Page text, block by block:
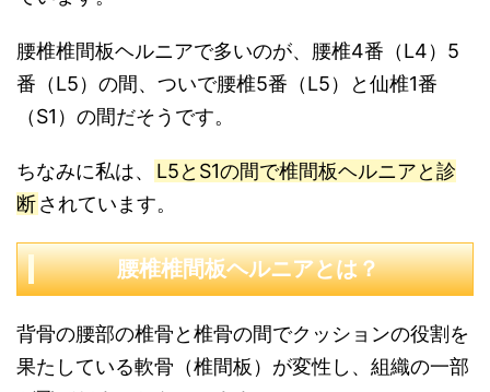
腰椎椎間板ヘルニアで多いのが、腰椎4番（L4）5
番（L5）の間、ついで腰椎5番（L5）と仙椎1番
（S1）の間だそうです。
ちなみに私は、
L5とS1の間で椎間板ヘルニアと診
断されています。
腰椎椎間板ヘルニアとは？
背骨の腰部の椎骨と椎骨の間でクッションの役割を
果たしている軟骨（椎間板）が変性し、組織の一部